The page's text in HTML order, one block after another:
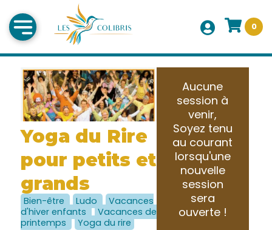
0
Yoga du Rire
pour petits et
grands
Bien-être Ludo
Vacances
d'hiver enfants
Vacances de
printemps
Yoga du rire
Aucune
session à
venir,
Soyez tenu
au courant
lorsqu'une
nouvelle
session
sera
ouverte !